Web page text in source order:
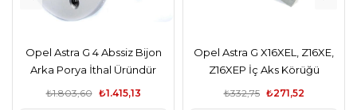
Opel Astra G 4 Abssiz Bijon
Arka Porya İthal Üründür
₺1.415,13
₺1.803,60
Opel Astra G X16XEL, Z16XE,
Z16XEP İç Aks Körüğü
₺271,52
₺332,75